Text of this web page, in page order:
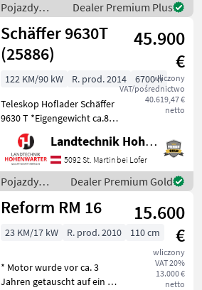
2017 80V 650Ah , Bereifung
Pojazdy
silnikowe
rolnicze /
Sonstige
Dealer Premium Plus
Schäffer 9630T
(25886)
45.900
€
wliczony
VAT/pośrednictwo
40.619,47 €
netto
122 KM/90 kW R. prod. 2014
6700 h
Teleskop Hoflader Schäffer
9630 T *Eigengewicht ca.8 t
*Bereifung 400/55-22, 5
*Kipplast 4200 kg
*Radstand 2.52 m
*Fahrgeschwindigkeit 20
km/h *Wenderadius innen
4.7
Landtechnik Hohenwarter GmbH
5092 St. Martin bei Lofer
Pojazdy
silnikowe
rolnicze /
Dealer Premium Gold
Reform RM 16
15.600
€
wliczony
VAT 20%
13.000 €
netto
23 KM/17 kW R. prod. 2010 110 cm
* Motor wurde vor ca. 3
Jahren getauscht auf ein 23